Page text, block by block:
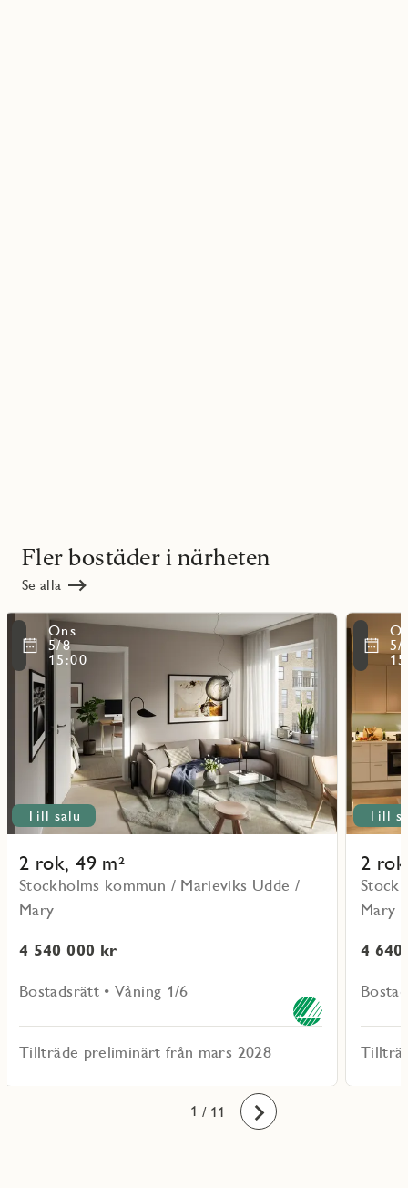
Fler bostäder i närheten
Se alla
Till salu
2 rok, 49 m²
Stockholms kommun / Marieviks Udde /
Mary
4 540 000 kr
Bostadsrätt • Våning 1/6
Tillträde preliminärt från mars 2028
Ons
5/8
15:00
Läs
mer
objekt
111101
Till
2
Mary
4
5/
Läs
mer
om
objekt
111301
1
2
3
4
5
6
7
8
9
10
11 / 11 Framåt